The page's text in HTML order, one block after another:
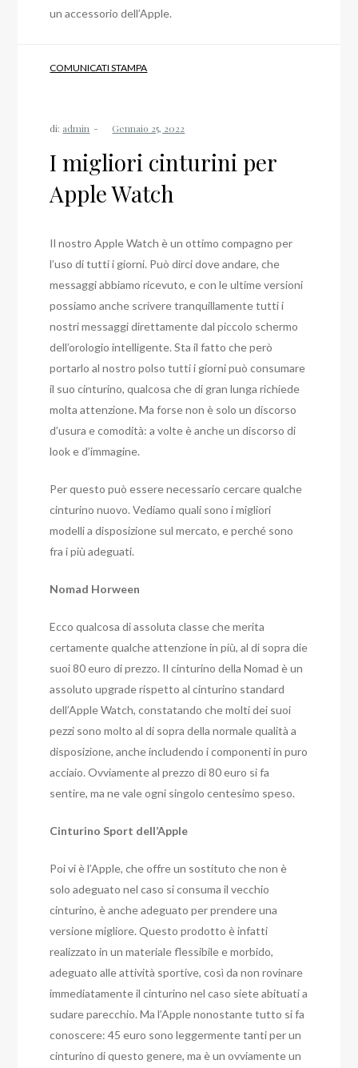
un accessorio dell’Apple.
COMUNICATI STAMPA
di: admin
I migliori cinturini per
Apple Watch
Il nostro Apple Watch è un ottimo compagno per
l’uso di tutti i giorni. Può dirci dove andare, che
messaggi abbiamo ricevuto, e con le ultime versioni
possiamo anche scrivere tranquillamente tutti i
nostri messaggi direttamente dal piccolo schermo
dell’orologio intelligente. Sta il fatto che però
portarlo al nostro polso tutti i giorni può consumare
il suo cinturino, qualcosa che di gran lunga richiede
molta attenzione. Ma forse non è solo un discorso
d’usura e comodità: a volte è anche un discorso di
look e d’immagine.
Per questo può essere necessario cercare qualche
cinturino nuovo. Vediamo quali sono i migliori
modelli a disposizione sul mercato, e perché sono
fra i più adeguati.
Nomad Horween
Ecco qualcosa di assoluta classe che merita
certamente qualche attenzione in più, al di sopra die
suoi 80 euro di prezzo. Il cinturino della Nomad è un
assoluto upgrade rispetto al cinturino standard
dell’Apple Watch, constatando che molti dei suoi
pezzi sono molto al di sopra della normale qualità a
disposizione, anche includendo i componenti in puro
acciaio. Ovviamente al prezzo di 80 euro si fa
sentire, ma ne vale ogni singolo centesimo speso.
Cinturino Sport dell’Apple
Poi vi è l’Apple, che offre un sostituto che non è
solo adeguato nel caso si consuma il vecchio
cinturino, è anche adeguato per prendere una
versione migliore. Questo prodotto è infatti
realizzato in un materiale flessibile e morbido,
adeguato alle attività sportive, così da non rovinare
immediatamente il cinturino nel caso siete abituati a
sudare parecchio. Ma l’Apple nonostante tutto si fa
conoscere: 45 euro sono leggermente tanti per un
cinturino di questo genere, ma è un ovviamente un